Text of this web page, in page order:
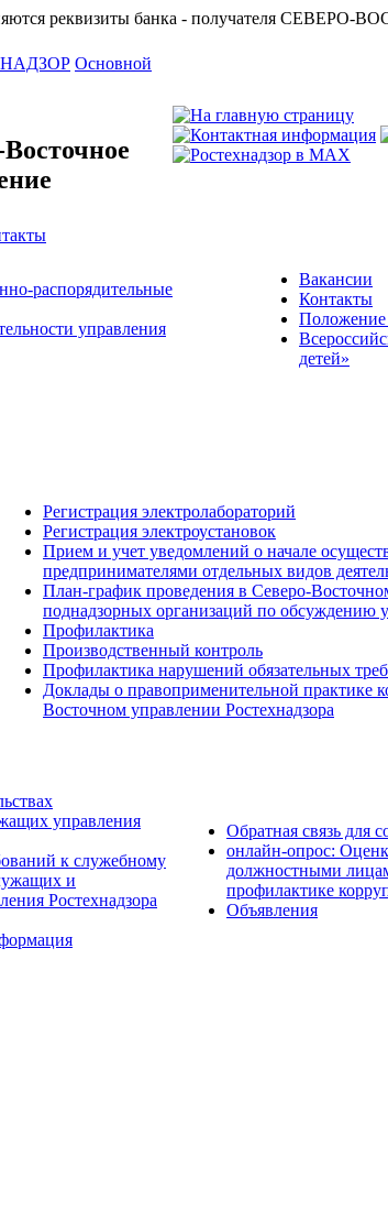
меняются реквизиты банка - получателя
Основной
распорядительные
управления
Вакансии
Контакты
Положение
детей»
Регистрация электролабораторий
Регистрация электроустановок
Прием и учет уведомлений о начале
предпринимателями отдельных видов
План-график проведения в Северо-
поднадзорных организаций по обсуждению
Профилактика
Производственный контроль
Профилактика нарушений обязательных
Доклады о правоприменительной практике
Восточном управлении Ростехнадзора
управления
к служебному
и
Ростехнадзора
Обратная связь для
онлайн-опрос:
должностными
профилактике
Объявления